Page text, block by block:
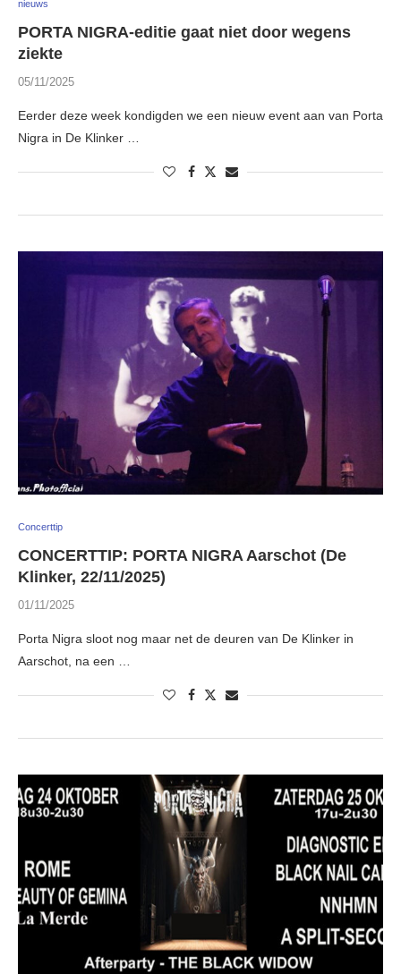
nieuws
PORTA NIGRA-editie gaat niet door wegens
ziekte
05/11/2025
Eerder deze week kondigden we een nieuw event aan van Porta
Nigra in De Klinker …
Concerttip
CONCERTTIP: PORTA NIGRA Aarschot (De
Klinker, 22/11/2025)
01/11/2025
Porta Nigra sloot nog maar net de deuren van De Klinker in
Aarschot, na een …